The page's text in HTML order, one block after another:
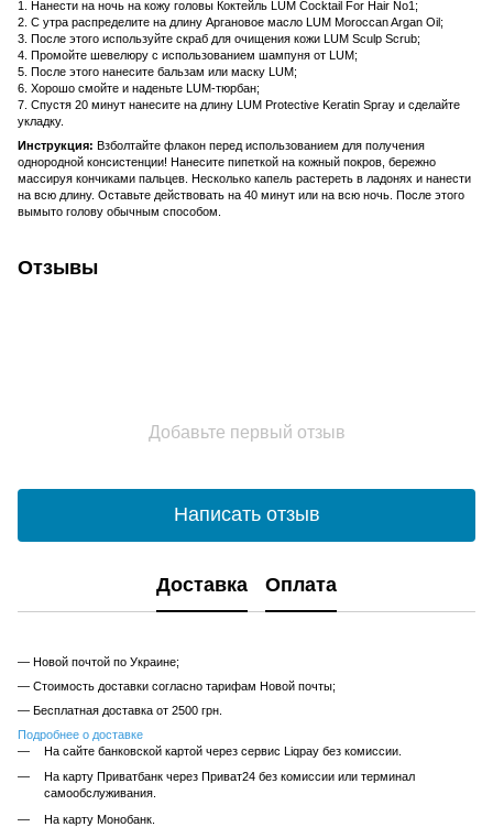
1. Нанести на ночь на кожу головы Коктейль LUM Cocktail For Hair No1;
2. С утра распределите на длину Аргановое масло LUM Moroccan Argan Oil;
3. После этого используйте скраб для очищения кожи LUM Sculp Scrub;
4. Промойте шевелюру с использованием шампуня от LUM;
5. После этого нанесите бальзам или маску LUM;
6. Хорошо смойте и наденьте LUM-тюрбан;
7. Спустя 20 минут нанесите на длину LUM Protective Keratin Spray и сделайте
укладку.
Инструкция: Взболтайте флакон перед использованием для получения
однородной консистенции! Нанесите пипеткой на кожный покров, бережно
массируя кончиками пальцев. Несколько капель растереть в ладонях и нанести
на всю длину. Оставьте действовать на 40 минут или на всю ночь. После этого
вымыто голову обычным способом.
Отзывы
Добавьте первый отзыв
Написать отзыв
Доставка Оплата
— Новой почтой по Украине;
— Стоимость доставки согласно тарифам Новой почты;
— Бесплатная доставка от 2500 грн.
Подробнее о доставке
На сайте банковской картой через сервис Liqpay без комиссии.
На карту Приватбанк через Приват24 без комиссии или терминал
самообслуживания.
На карту Монобанк.